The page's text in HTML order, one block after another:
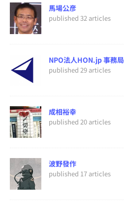
馬場公彦
published 32 articles
NPO法人HON.jp 事務局
published 29 articles
成相裕幸
published 20 articles
波野發作
published 17 articles